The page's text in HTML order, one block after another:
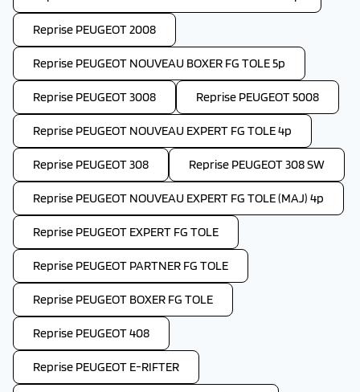
Reprise PEUGEOT 2008
Reprise PEUGEOT NOUVEAU BOXER FG TOLE 5p
Reprise PEUGEOT 3008 Reprise PEUGEOT 5008
Reprise PEUGEOT NOUVEAU EXPERT FG TOLE 4p
Reprise PEUGEOT 308 Reprise PEUGEOT 308 SW
Reprise PEUGEOT NOUVEAU EXPERT FG TOLE (MAJ) 4p
Reprise PEUGEOT EXPERT FG TOLE
Reprise PEUGEOT PARTNER FG TOLE
Reprise PEUGEOT BOXER FG TOLE
Reprise PEUGEOT 408
Reprise PEUGEOT E-RIFTER